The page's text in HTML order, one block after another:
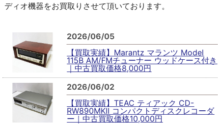
ディオ機器をお買取りさせて頂いております。
2026/06/05
【買取実績】Marantz マランツ Model
115B AM/FMチューナー ウッドケース付き
｜中古買取価格8,000円
2026/06/02
【買取実績】TEAC ティアック CD-
RW890MKII コンパクトディスクレコーダ
ー｜中古買取価格10,000円